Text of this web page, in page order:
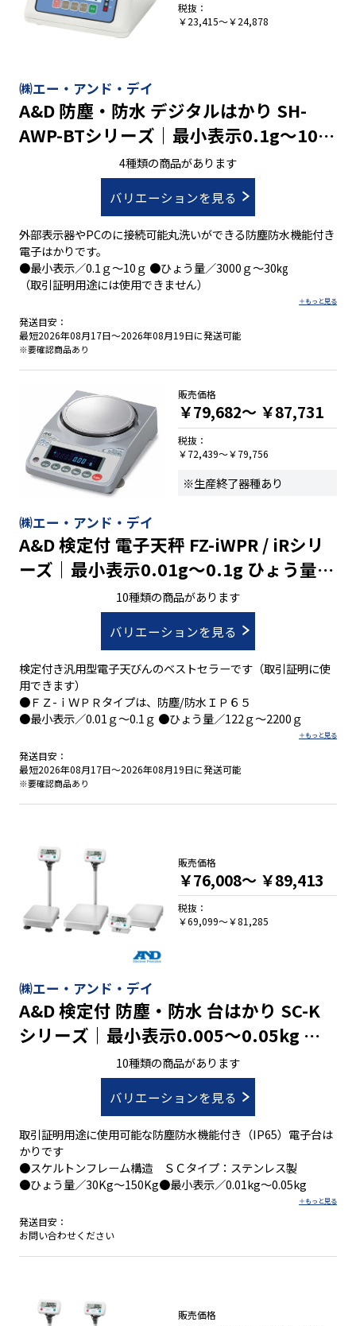
㈱エー・アンド・デイ
A&D 防塵・防水 デジタルはかり SH-
AWP-BTシリーズ｜最小表示0.1g～10g
ひょう量3000g～30㎏
4種類の商品があります
バリエーションを見る
外部表示器やPCのに接続可能丸洗いができる防塵防水機能付き
電子はかりです。
●最小表示／0.1ｇ～10ｇ ●ひょう量／3000ｇ～30㎏
（取引証明用途には使用できません）
発送目安：
最短2026年08月17日～2026年08月19日に発送可能
※要確認商品あり
税抜：
￥23,415～￥24,878
㈱エー・アンド・デイ
A&D 検定付 電子天秤 FZ-iWPR / iRシリ
ーズ｜最小表示0.01g～0.1g ひょう量
122g～2200g10種類の商品があります
バリエーションを見る
検定付き汎用型電子天びんのベストセラーです（取引証明に使
用できます）
●ＦＺ-ｉＷＰＲタイプは、防塵/防水ＩＰ６５
●最小表示／0.01ｇ～0.1ｇ ●ひょう量／122ｇ～2200ｇ
発送目安：
最短2026年08月17日～2026年08月19日に発送可能
※要確認商品あり
販売価格
￥79,682～ ￥87,731
税抜：
￥72,439～￥79,756
※生産終了器種あり
㈱エー・アンド・デイ
A&D 検定付 防塵・防水 台はかり SC-K
シリーズ｜最小表示0.005～0.05kg ひ
ょう量30～150kg10種類の商品があります
バリエーションを見る
取引証明用途に使用可能な防塵防水機能付き（IP65）電子台は
かりです
●スケルトンフレーム構造 ＳＣタイプ：ステンレス製
●ひょう量／30Kg～150Kg●最小表示／0.01kg～0.05kg
発送目安：
お問い合わせください
販売価格
￥76,008～ ￥89,413
税抜：
￥69,099～￥81,285
販売価格